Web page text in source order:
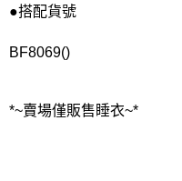
●搭配貨號
BF8069()
*~賣場僅販售睡衣~*